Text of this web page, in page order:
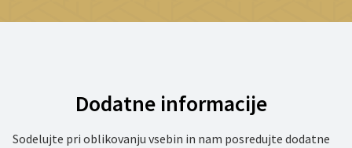
Dodatne informacije
Sodelujte pri oblikovanju vsebin in nam posredujte dodatne